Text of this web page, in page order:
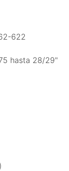
622
hasta 28/29"